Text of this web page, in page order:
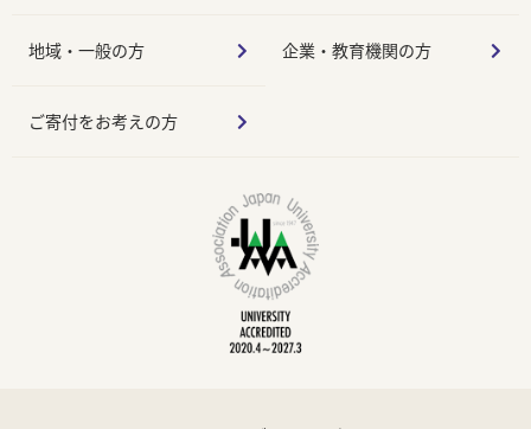
地域・一般の方 企業・教育機関の方
ご寄付をお考えの方